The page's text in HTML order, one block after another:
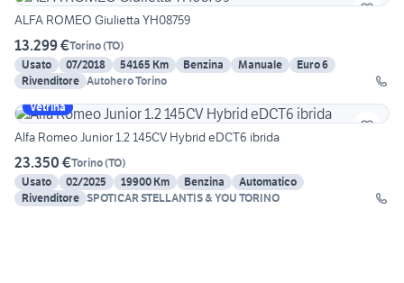
ALFA ROMEO Giulietta YH08759
13.299 €Torino(TO)
Usato
07/2018 54165 Km Benzina Manuale
Euro 6
Rivenditore Autohero Torino
Vetrina
Alfa Romeo Junior 1.2 145CV Hybrid eDCT6 ibrida
23.350 €Torino(TO)
Usato
02/2025 19900 Km Benzina
Automatico
Rivenditore SPOTICAR STELLANTIS & YOU TORINO